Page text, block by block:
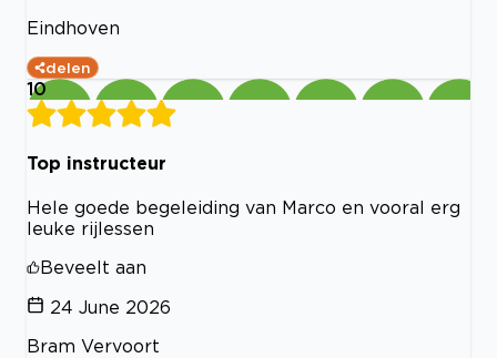
Eindhoven
delen
10
Top instructeur
Hele goede begeleiding van Marco en vooral erg
leuke rijlessen
Beveelt aan
24 June 2026
Bram Vervoort